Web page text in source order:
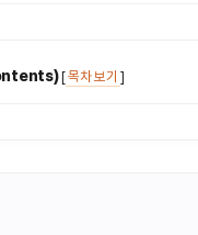
[목차 보기 ]